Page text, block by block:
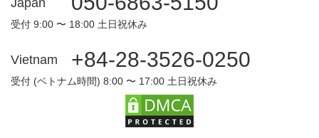
受付 9:00 〜 18:00 土日祝休み
Vietnam +84-28-3526-0250
受付 (ベトナム時間) 8:00 〜 17:00 土日祝休み